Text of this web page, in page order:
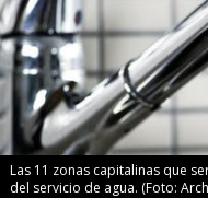
Las 11 zonas capitalinas que
del servicio de agua. (Foto: